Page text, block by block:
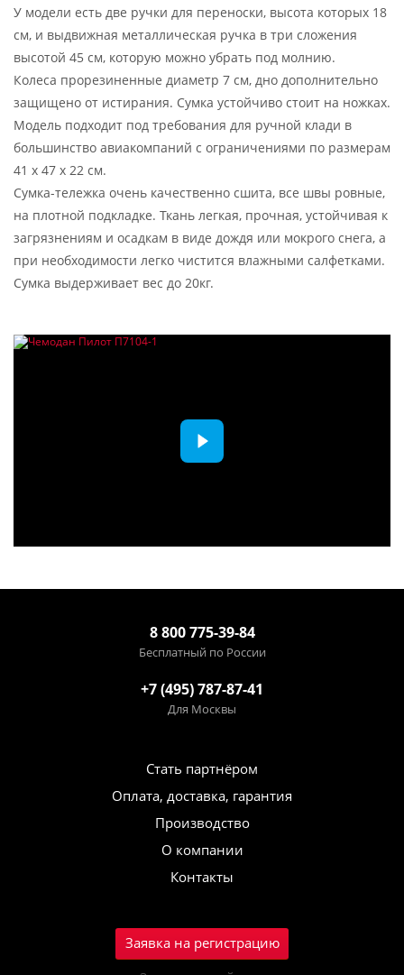
У модели есть две ручки для переноски, высота которых 18
см, и выдвижная металлическая ручка в три сложения
высотой 45 см, которую можно убрать под молнию.
Колеса прорезиненные диаметр 7 см, дно дополнительно
защищено от истирания. Сумка устойчиво стоит на ножках.
Модель подходит под требования для ручной клади в
большинство авиакомпаний с ограничениями по размерам
41 x 47 x 22 см.
Сумка-тележка очень качественно сшита, все швы ровные,
на плотной подкладке. Ткань легкая, прочная, устойчивая к
загрязнениям и осадкам в виде дождя или мокрого снега, а
при необходимости легко чистится влажными салфетками.
Сумка выдерживает вес до 20кг.
8 800 775-39-84
Бесплатный по России
+7 (495) 787-87-41
Для Москвы
Стать партнёром
Оплата, доставка, гарантия
Производство
О компании
Контакты
Заявка на регистрацию